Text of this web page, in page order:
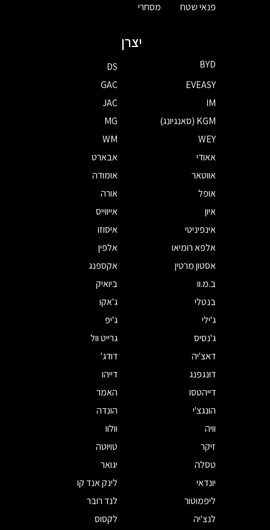
פנאי שטח
מסחרי
יצרן
BYD
DS
EVEASY
GAC
IM
JAC
KGM (סאנגיונג)
MG
WEY
WM
אאודי
אבארט
אווטאר
אומודה
אופל
אורה
איון
אייווייס
אינפיניטי
איסוזו
אלפא רומיאו
אלפין
אסטון מרטין
אקספנג
ב.מ.וו
ביואיק
בנטלי
ג'אקו
ג'ילי
ג'יפ
ג'נסיס
גרייט וול
דאצ'יה
דודג'
דונגפנג
דייהו
דייהטסו
האמר
הונגצ'י
הונדה
וויה
וולוו
זיקר
טויוטה
טסלה
יגואר
יונדאי
לינק אנד קו
ליפמוטור
לנד רובר
לנצ'יה
לקסוס